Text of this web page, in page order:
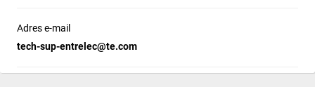
Adres e-mail
tech-sup-entrelec@te.com